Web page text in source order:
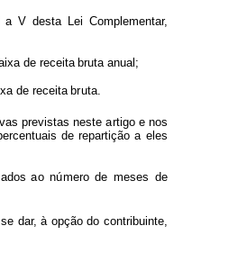
a V desta Lei Complementar,
de receita bruta anual;
de receita bruta.
previstas neste artigo e nos
de repartição a eles
ao número de meses de
se dar, à opção do contribuinte,